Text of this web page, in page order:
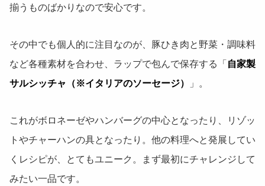
揃うものばかりなので安心です。
その中でも個人的に注目なのが、豚ひき肉と野菜・調味料
など各種素材を合わせ、ラップで包んで保存する「 自家製
サルシッチャ（※イタリアのソーセージ）
」。
これがボロネーゼやハンバーグの中心となったり、リゾッ
トやチャーハンの具となったり。他の料理へと発展してい
くレシピが、とてもユニーク。まず最初にチャレンジして
みたい一品です。